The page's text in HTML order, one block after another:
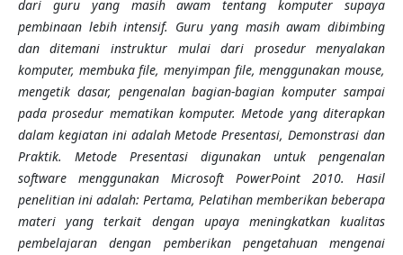
dari guru yang masih awam tentang komputer supaya
pembinaan lebih intensif. Guru yang masih awam dibimbing
dan ditemani instruktur mulai dari prosedur menyalakan
komputer, membuka file, menyimpan file, menggunakan mouse,
mengetik dasar, pengenalan bagian-bagian komputer sampai
pada prosedur mematikan komputer. Metode yang diterapkan
dalam kegiatan ini adalah Metode Presentasi, Demonstrasi dan
Praktik. Metode Presentasi digunakan untuk pengenalan
software menggunakan Microsoft PowerPoint 2010.Hasil
penelitian ini adalah: Pertama, Pelatihan memberikan beberapa
materi yang terkait dengan upaya meningkatkan kualitas
pembelajaran dengan pemberikan pengetahuan mengenai